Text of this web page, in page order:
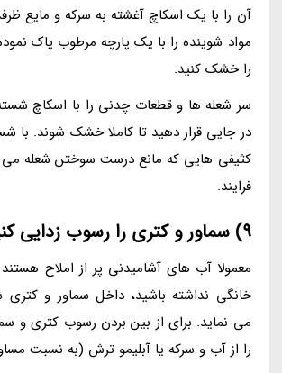
آن را با یک اسکاچ آغشته به سرکه و مایع
مواد شوینده را با یک پارچه مرطوب پاک
را خشک کنید.
سر شعله ها و قطعات چدنی را با اسکاچ
در جایی قرار دهید تا کاملا خشک شوند. با
کثیفی هایی که مانع درست سوختن شعله
فرایند.
9) سماور و کتری را رسوب زدایی کنید
معمولا آب های آشامیدنی پر از املاح
خانگی نداشته باشید، داخل سماور و
می نماید. برای از بین بردن رسوب کتری و
را از آب و سرکه یا آبلیمو ترش (به نسبت